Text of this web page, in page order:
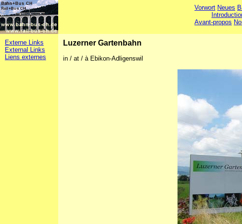
Vorwort Neues
Avant-propos
Externe Links
External Links
Liens externes
Luzerner Gartenbahn
in / at / à Ebikon-Adligenswil